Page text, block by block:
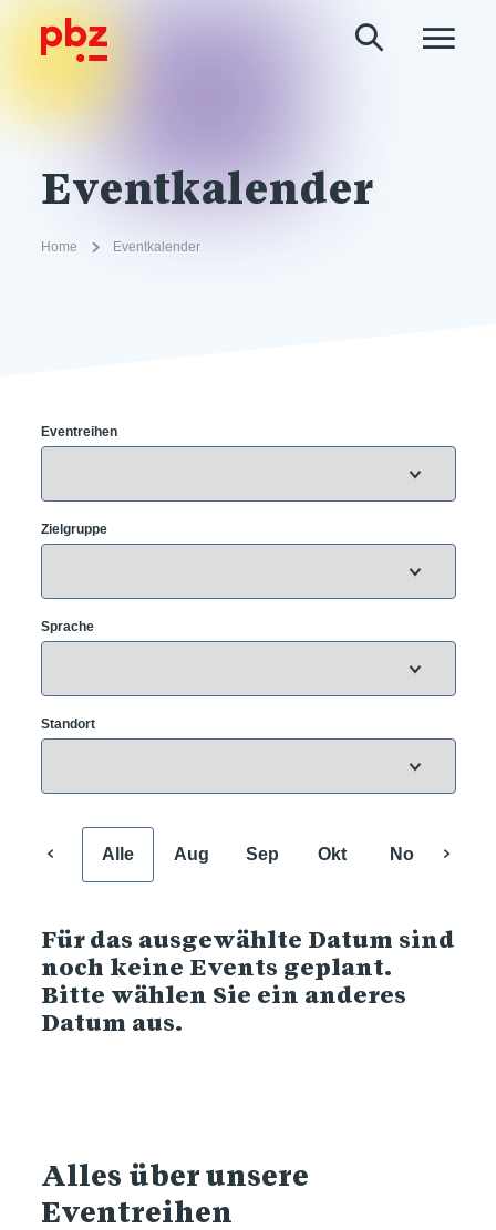
Eventkalender
Home Eventkalender
Eventreihen
Zielgruppe
Sprache
Standort
Alle Aug Sep Okt Nov
Für das ausgewählte Datum sind
noch keine Events geplant.
Bitte wählen Sie ein anderes
Datum aus.
Alles über unsere
Eventreihen